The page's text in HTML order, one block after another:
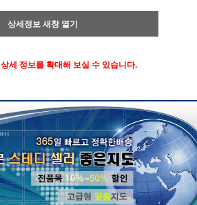
상세정보 새창 열기
상세 정보를 확대해 보실 수 있습니다.